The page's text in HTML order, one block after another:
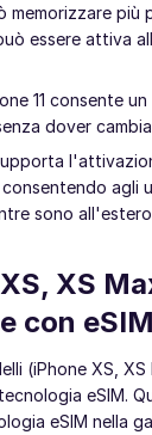
memorizzare più
essere attiva
11 consente
dover
agli
sono
XS
con
(iPhone XS, XS
eSIM.
eSIM nella